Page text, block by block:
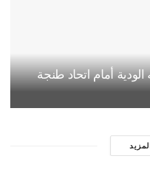
أمام اتحاد طنجة